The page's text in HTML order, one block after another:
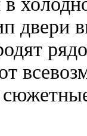
двери